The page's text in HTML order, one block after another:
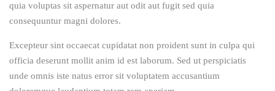
quia voluptas sit aspernatur aut odit aut fugit sed quia
consequuntur magni dolores.
Excepteur sint occaecat cupidatat non proident sunt in culpa qui
officia deserunt mollit anim id est laborum. Sed ut perspiciatis
unde omnis iste natus error sit voluptatem accusantium